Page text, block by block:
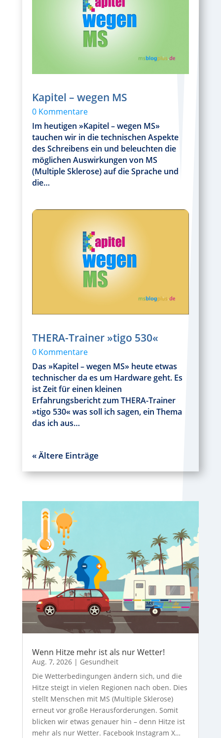
Kapitel – wegen MS
0 Kommentare
Im heutigen »Kapitel – wegen MS»
tauchen wir in die technischen Aspekte
des Schreibens ein und beleuchten die
möglichen Auswirkungen von MS
(Multiple Sklerose) auf die Sprache und
die…
THERA-Trainer »tigo 530«
0 Kommentare
Das »Kapitel – wegen MS» heute etwas
technischer da es um Hardware geht. Es
ist Zeit für einen kleinen
Erfahrungsbericht zum THERA-Trainer
»tigo 530« was soll ich sagen, ein Thema
das ich aus…
« Ältere Einträge
Wenn Hitze mehr ist als nur Wetter!
Aug. 7, 2026| Gesundheit
Die Wetterbedingungen ändern sich, und die
Hitze steigt in vielen Regionen nach oben. Dies
stellt Menschen mit MS (Multiple Sklerose)
erneut vor große Herausforderungen. Somit
blicken wir etwas genauer hin – denn Hitze ist
mehr als nur Wetter. Facebook Instagram X…